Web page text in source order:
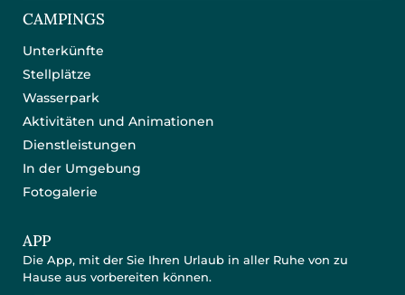
CAMPINGS
Unterkünfte
Stellplätze
Wasserpark
Aktivitäten und Animationen
Dienstleistungen
In der Umgebung
Fotogalerie
APP
Die App, mit der Sie Ihren Urlaub in aller Ruhe von zu
Hause aus vorbereiten können.